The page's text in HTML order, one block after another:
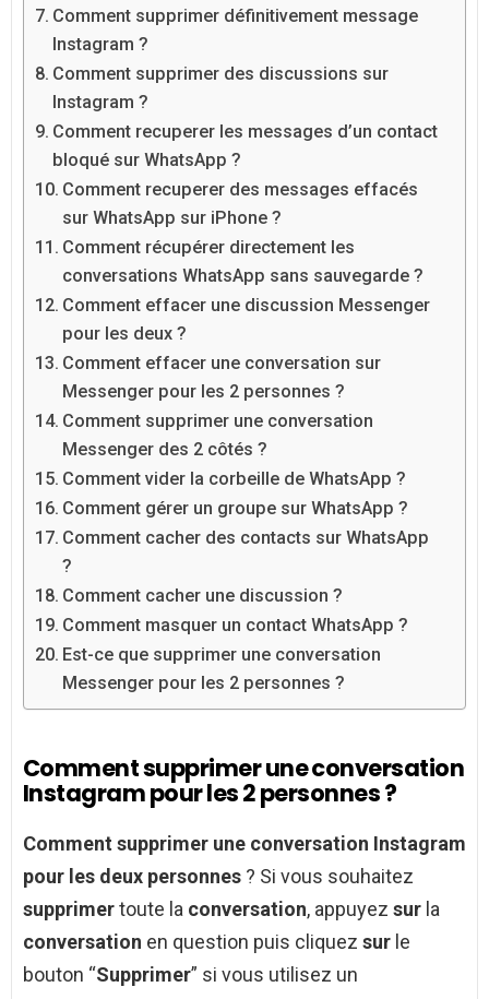
Comment supprimer définitivement message
Instagram ?
Comment supprimer des discussions sur
Instagram ?
Comment recuperer les messages d’un contact
bloqué sur WhatsApp ?
Comment recuperer des messages effacés
sur WhatsApp sur iPhone ?
Comment récupérer directement les
conversations WhatsApp sans sauvegarde ?
Comment effacer une discussion Messenger
pour les deux ?
Comment effacer une conversation sur
Messenger pour les 2 personnes ?
Comment supprimer une conversation
Messenger des 2 côtés ?
Comment vider la corbeille de WhatsApp ?
Comment gérer un groupe sur WhatsApp ?
Comment cacher des contacts sur WhatsApp
?
Comment cacher une discussion ?
Comment masquer un contact WhatsApp ?
Est-ce que supprimer une conversation
Messenger pour les 2 personnes ?
Comment supprimer une conversation
Instagram pour les 2 personnes ?
Comment supprimer une conversation Instagram
pour les deux personnes ? Si vous souhaitez
supprimertoute la conversation, appuyez sur la
conversation en question puis cliquez sur le
bouton “Supprimer” si vous utilisez un